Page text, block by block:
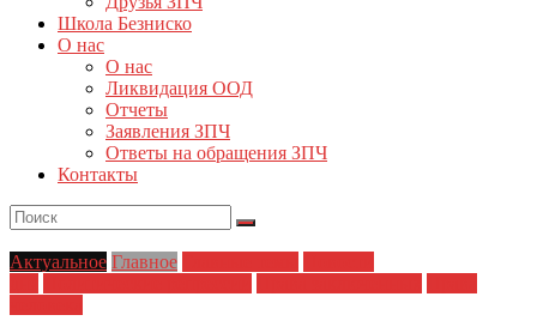
Школа Безниско
О нас
О нас
Ликвидация ООД
Отчеты
Заявления ЗПЧ
Ответы на обращения ЗПЧ
Контакты
Актуальное Главное